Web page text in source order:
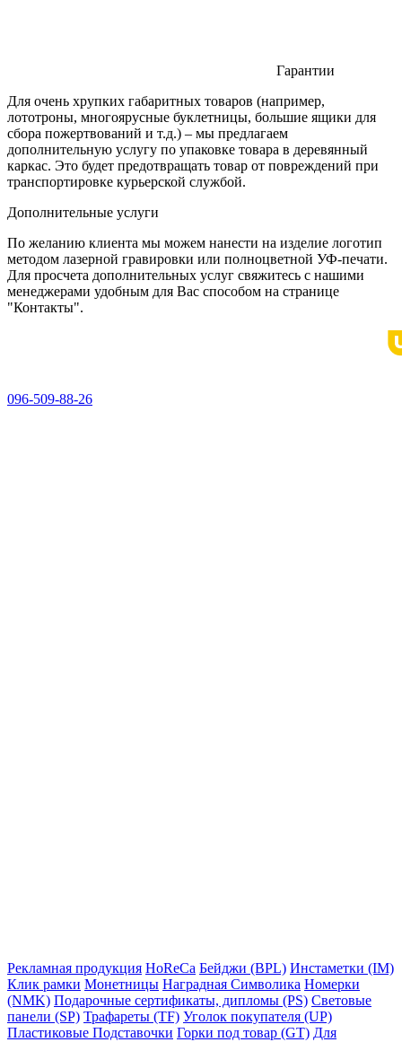
Гарантии
Для очень хрупких габаритных товаров (например,
лототроны, многоярусные буклетницы, большие ящики для
сбора пожертвований и т.д.) – мы предлагаем
дополнительную услугу по упаковке товара в деревянный
каркас. Это будет предотвращать товар от повреждений при
транспортировке курьерской службой.
Дополнительные услуги
По желанию клиента мы можем нанести на изделие логотип
методом лазерной гравировки или полноцветной УФ-печати.
Для просчета дополнительных услуг свяжитесь с нашими
менеджерами удобным для Вас способом на странице
"Контакты".
096-509-88-26
Рекламная продукция HoReCa Бейджи (BPL) Инстаметки (IM)
Клик рамки Монетницы Наградная Символика Номерки
(NMK) Подарочные сертификаты, дипломы (PS) Световые
панели (SP) Трафареты (TF) Уголок покупателя (UP)
Пластиковые Подставочки Горки под товар (GT) Для